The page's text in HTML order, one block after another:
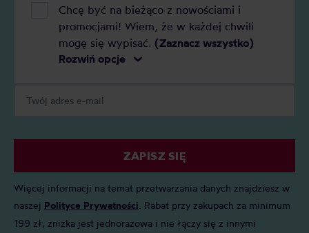
Chcę być na bieżąco z nowościami i
promocjami! Wiem, że w każdej chwili
mogę się wypisać. (Zaznacz wszystko)
Rozwiń opcje
ZAPISZ SIĘ
Więcej informacji na temat przetwarzania danych znajdziesz w
naszej Polityce Prywatności . Rabat przy zakupach za minimum
199 zł, zniżka jest jednorazowa i nie łączy się z innymi